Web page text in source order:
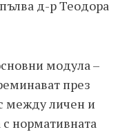
д-р Теодора
модула –
през
между личен и
нормативната